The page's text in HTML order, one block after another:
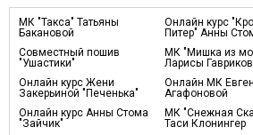
МК "Такса" Татьяны
Бакановой
Онлайн курс
Питер" Анны
Совместный пошив
"Ушастики"
МК "Мишка из
Ларисы
Онлайн курс Жени
Закерьиной "Печенька"
Онлайн МК
Агафоновой
Онлайн курс Анны Стома
"Зайчик"
МК "Снежная
Таси Клонингер